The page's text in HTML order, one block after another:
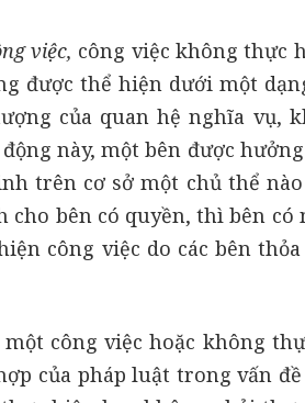
việc, công việc không thực
được thể hiện dưới một
của quan hệ nghĩa vụ,
này, một bên được
trên cơ sở một chủ thể
bên có quyền, thì bên
công việc do các bên
công việc hoặc không
của pháp luật trong vấn